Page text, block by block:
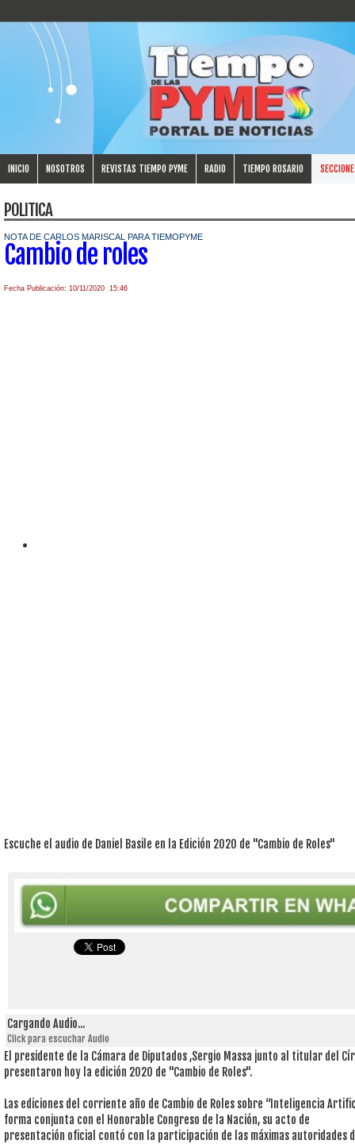
INICIO NOSOTROS REVISTAS TIEMPO PYME RADIO TIEMPO ROSARIO
POLITICA
NOTA DE CARLOS MARISCAL PARA TIEMOPYME
Cambio de roles
Fecha Publicación: 10/11/2020 15:46
Escuche el audio de Daniel Basile en la Edición 2020 de "Cambio de Roles"
Cargando Audio...
Click para escuchar Audio
El presidente de la Cámara de Diputados ,Sergio Massa junto al titular del
presentaron hoy la edición 2020 de "Cambio de Roles".
Las ediciones del corriente año de Cambio de Roles sobre “Inteligencia
forma conjunta con el Honorable Congreso de la Nación, su acto de
presentación oficial contó con la participación de las máximas autoridades